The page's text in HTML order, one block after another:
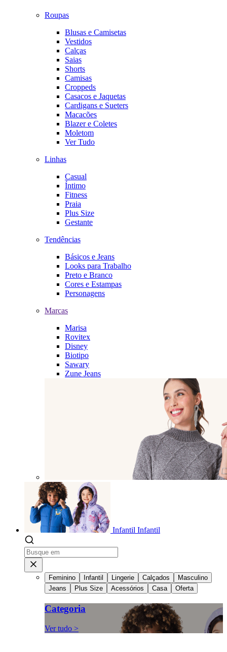
Roupas
Blusas e Camisetas
Vestidos
Calças
Saias
Shorts
Camisas
Croppeds
Casacos e Jaquetas
Cardigans e Sueters
Macacões
Blazer e Coletes
Moletom
Ver Tudo
Linhas
Casual
Íntimo
Fitness
Praia
Plus Size
Gestante
Tendências
Básicos e Jeans
Looks para Trabalho
Preto e Branco
Cores e Estampas
Personagens
Marcas
Marisa
Rovitex
Disney
Biotipo
Sawary
Zune Jeans
Infantil Infantil
Feminino Infantil Lingerie Calçados
Masculino
Jeans
Plus Size Acessórios Casa Oferta
Categoria
Ver tudo >